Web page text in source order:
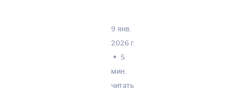
9 янв.
2026 г.
5
мин.
читать